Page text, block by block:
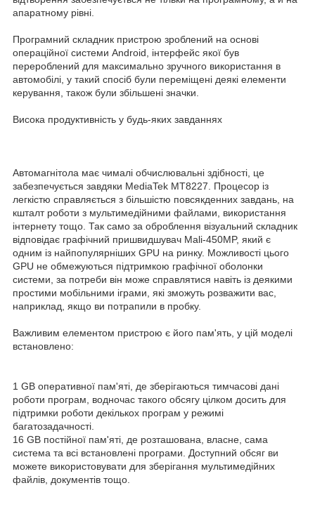
апаратному рівні.
Програмний складник пристрою зроблений на основі
операційної системи Android, інтерфейс якої був
перероблений для максимально зручного використання в
автомобілі, у такий спосіб були переміщені деякі елементи
керування, також були збільшені значки.
Висока продуктивність у будь-яких завданнях
Автомагнітола має чималі обчислювальні здібності, це
забезпечується завдяки MediaTek MT8227. Процесор із
легкістю справляється з більшістю повсякденних завдань, на
кшталт роботи з мультимедійними файлами, використання
інтернету тощо. Так само за оброблення візуальний складник
відповідає графічний пришвидшувач Mali-450MP, який є
одним із найпопулярніших GPU на ринку. Можливості цього
GPU не обмежуються підтримкою графічної оболонки
системи, за потреби він може справлятися навіть із деякими
простими мобільними іграми, які зможуть розважити вас,
наприклад, якщо ви потрапили в пробку.
Важливим елементом пристрою є його пам'ять, у цій моделі
встановлено:
1 GB оперативної пам'яті, де зберігаються тимчасові дані
роботи програм, водночас такого обсягу цілком досить для
підтримки роботи декількох програм у режимі
багатозадачності.
16 GB постійної пам'яті, де розташована, власне, сама
система та всі встановлені програми. Доступний обсяг ви
можете використовувати для зберігання мультимедійних
файлів, документів тощо.